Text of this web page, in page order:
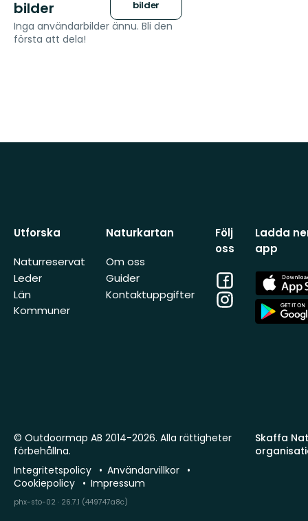
bilder
bilder
Inga användarbilder ännu. Bli den
första att dela!
Utforska
Naturreservat
Leder
Län
Kommuner
Naturkartan
Om oss
Guider
Kontaktuppgifter
Följ
oss
Facebook
Instagram
Ladda
app
App
Store
App
Store
Skaffa
© Outdoormap AB 2014-2026. Alla rättigheter
förbehållna.
Integritetspolicy
Användarvillkor
Cookiepolicy
Impressum
phx-sto-02 · 26.7.1 (449747a8c)